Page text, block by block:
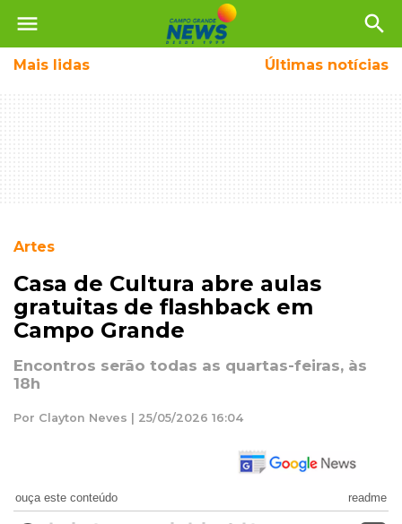
menu search
Mais lidas Últimas notícias
Artes
Casa de Cultura abre aulas
gratuitas de flashback em
Campo Grande
Encontros serão todas as quartas-feiras, às
18h
Por Clayton Neves | 25/05/2026 16:04
ouça este conteúdo readme